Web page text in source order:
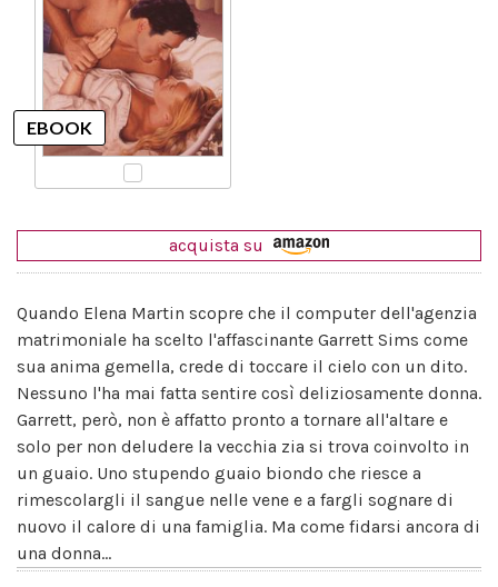
acquista su
Quando Elena Martin scopre che il computer dell'agenzia
matrimoniale ha scelto l'affascinante Garrett Sims come
sua anima gemella, crede di toccare il cielo con un dito.
Nessuno l'ha mai fatta sentire così deliziosamente donna.
Garrett, però, non è affatto pronto a tornare all'altare e
solo per non deludere la vecchia zia si trova coinvolto in
un guaio. Uno stupendo guaio biondo che riesce a
rimescolargli il sangue nelle vene e a fargli sognare di
nuovo il calore di una famiglia. Ma come fidarsi ancora di
una donna...